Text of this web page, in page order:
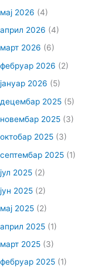
мај 2026 (4)
април 2026 (4)
март 2026 (6)
фебруар 2026 (2)
јануар 2026 (5)
децембар 2025 (5)
новембар 2025 (3)
октобар 2025 (3)
септембар 2025 (1)
јул 2025 (2)
јун 2025 (2)
мај 2025 (2)
април 2025 (1)
март 2025 (3)
фебруар 2025 (1)